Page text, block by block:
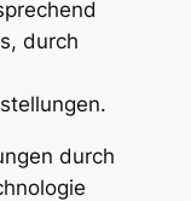
durch
durch